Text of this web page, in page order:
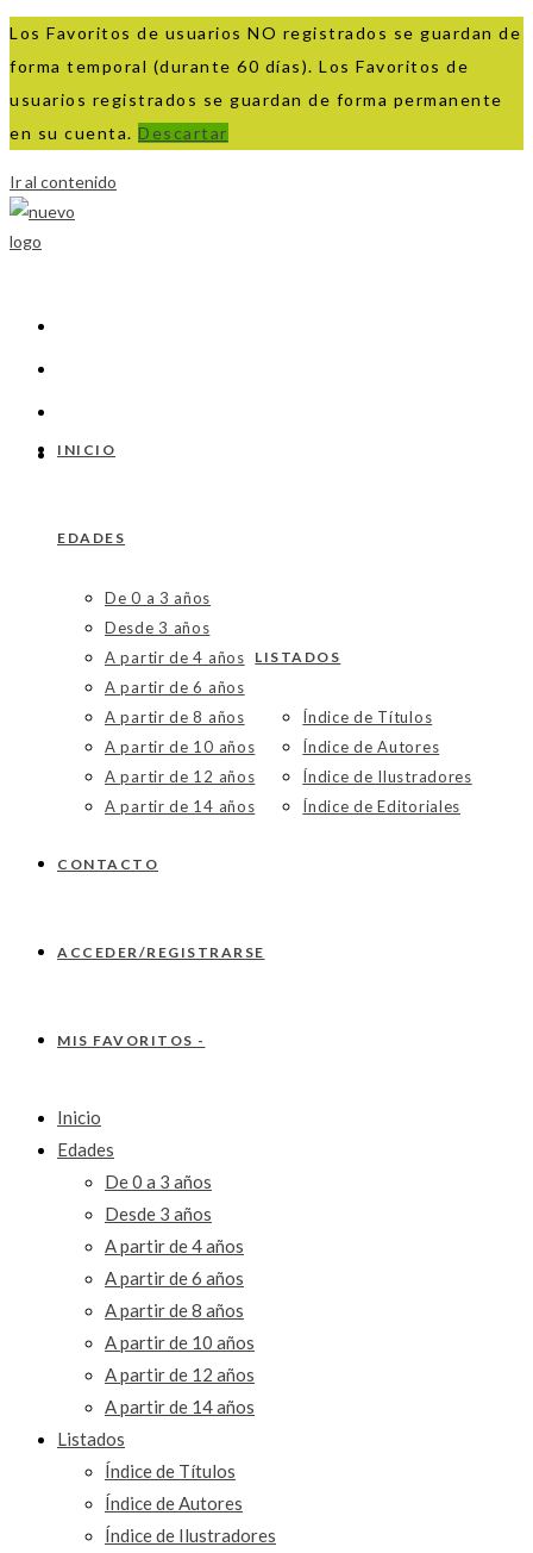
Los Favoritos de usuarios NO registrados se guardan de
forma temporal (durante 60 días). Los Favoritos de
usuarios registrados se guardan de forma permanente
en su cuenta. Descartar
Ir al contenido
INICIO
EDADES
De 0 a 3 años
Desde 3 años
A partir de 4 años
A partir de 6 años
A partir de 8 años
A partir de 10 años
A partir de 12 años
A partir de 14 años
LISTADOS
Índice de Títulos
Índice de Autores
Índice de Ilustradores
Índice de Editoriales
CONTACTO
ACCEDER/REGISTRARSE
MIS FAVORITOS -
Inicio
Edades
De 0 a 3 años
Desde 3 años
A partir de 4 años
A partir de 6 años
A partir de 8 años
A partir de 10 años
A partir de 12 años
A partir de 14 años
Listados
Índice de Títulos
Índice de Autores
Índice de Ilustradores